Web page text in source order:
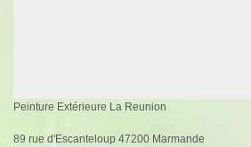
Peinture Extérieure La Reunion
89 rue d'Escanteloup 47200 Marmande